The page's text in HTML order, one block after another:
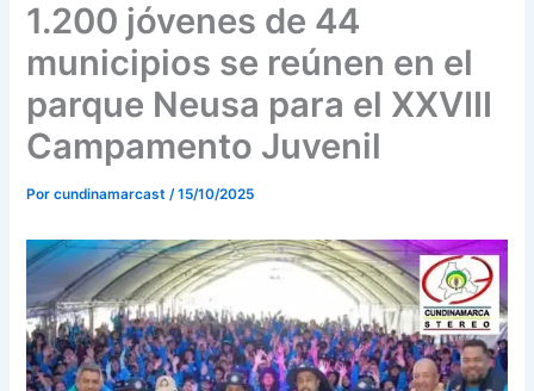
o
k
r
a
m
e
1.200 jóvenes de 44
municipios se reúnen en el
parque Neusa para el XXVIII
Campamento Juvenil
Porcundinamarcast/15/10/2025